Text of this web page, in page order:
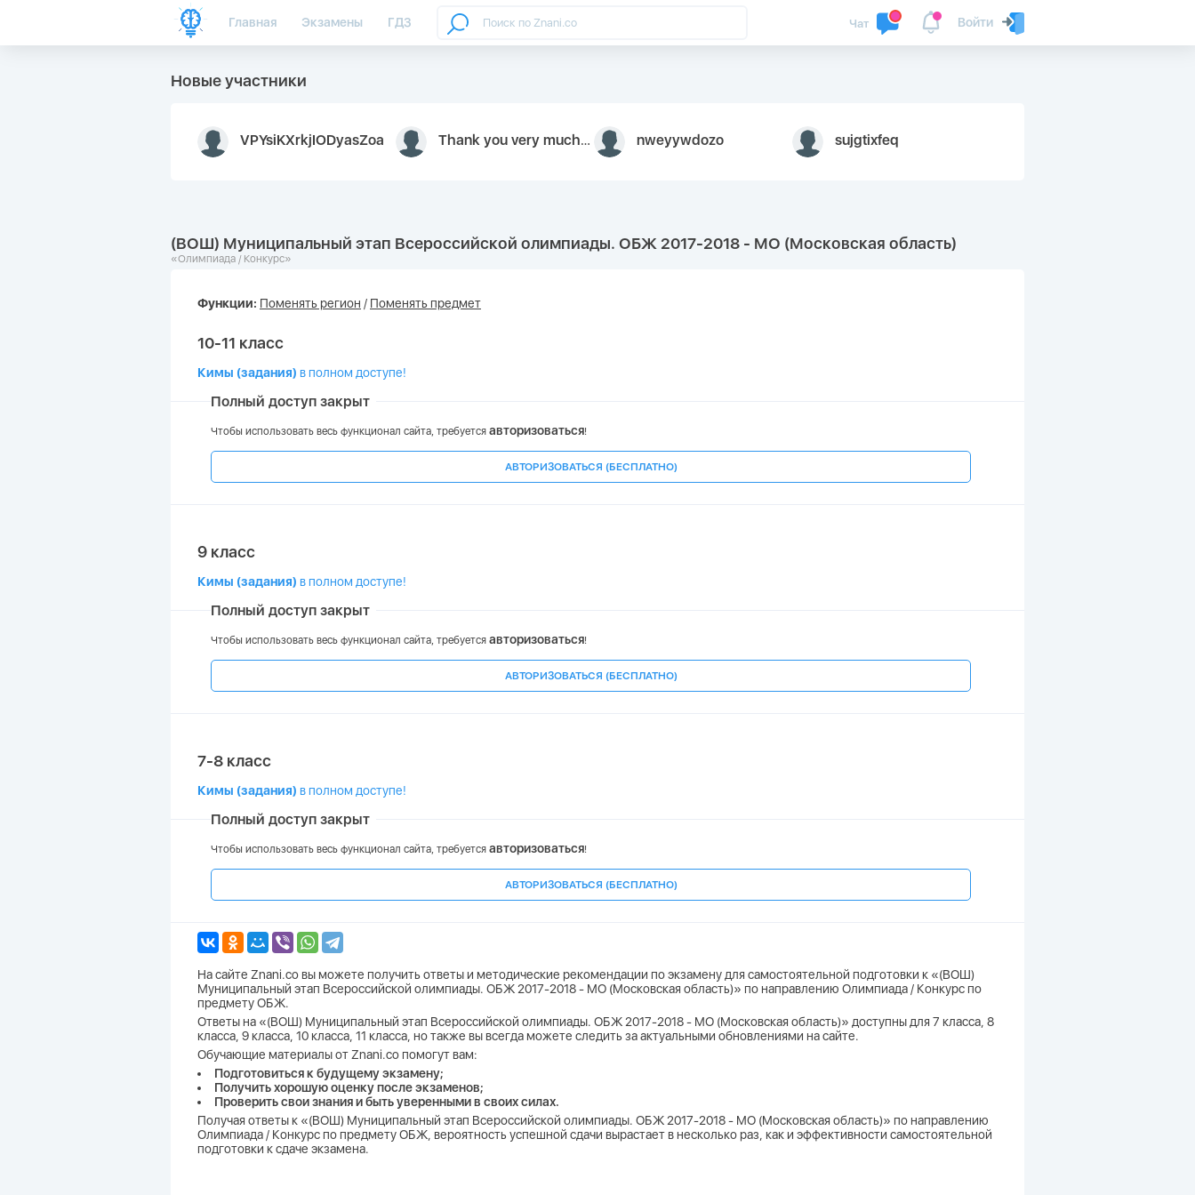
Главная Экзамены ГДЗ Войти
Чат
Новые участники
VPYsiKXrkjIODyasZoa Thank you very much for your inquiry We appreciate you 9126052 https://youtube.com faceapple ! nweyywdozo sujgtixfeq
(ВОШ) Муниципальный этап Всероссийской олимпиады. ОБЖ 2017-2018 - МО (Московская область)
«Олимпиада / Конкурс»
Функции: Поменять регион / Поменять предмет
10-11 класс
Кимы (задания) в полном доступе!
Полный доступ закрыт
Чтобы использовать весь функционал сайта, требуется авторизоваться!
АВТОРИЗОВАТЬСЯ (БЕСПЛАТНО)
9 класс
Кимы (задания) в полном доступе!
Полный доступ закрыт
Чтобы использовать весь функционал сайта, требуется авторизоваться!
АВТОРИЗОВАТЬСЯ (БЕСПЛАТНО)
7-8 класс
Кимы (задания) в полном доступе!
Полный доступ закрыт
Чтобы использовать весь функционал сайта, требуется авторизоваться!
АВТОРИЗОВАТЬСЯ (БЕСПЛАТНО)
На сайте Znani.co вы можете получить ответы и методические рекомендации по экзамену для самостоятельной подготовки к «(ВОШ)
Муниципальный этап Всероссийской олимпиады. ОБЖ 2017-2018 - МО (Московская область)» по направлению Олимпиада / Конкурс по
предмету ОБЖ.
Ответы на «(ВОШ) Муниципальный этап Всероссийской олимпиады. ОБЖ 2017-2018 - МО (Московская область)» доступны для 7 класса, 8
класса, 9 класса, 10 класса, 11 класса, но также вы всегда можете следить за актуальными обновлениями на сайте.
Обучающие материалы от Znani.co помогут вам:
Подготовиться к будущему экзамену;
Получить хорошую оценку после экзаменов;
Проверить свои знания и быть уверенными в своих силах.
Получая ответы к «(ВОШ) Муниципальный этап Всероссийской олимпиады. ОБЖ 2017-2018 - МО (Московская область)» по направлению
Олимпиада / Конкурс по предмету ОБЖ, вероятность успешной сдачи вырастает в несколько раз, как и эффективности самостоятельной
подготовки к сдаче экзамена.